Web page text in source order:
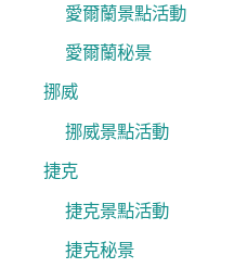
愛爾蘭景點活動
愛爾蘭秘景
挪威
挪威景點活動
捷克
捷克景點活動
捷克秘景